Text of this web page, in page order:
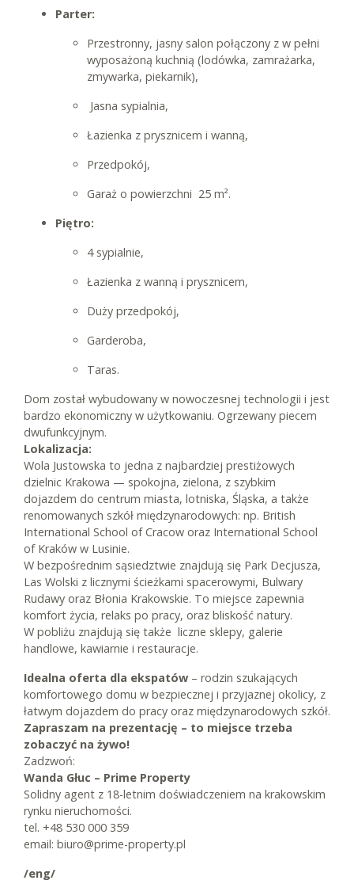
Parter:
Przestronny, jasny salon połączony z w pełni
wyposażoną kuchnią (lodówka, zamrażarka,
zmywarka, piekarnik),
Jasna sypialnia,
Łazienka z prysznicem i wanną,
Przedpokój,
Garaż o powierzchni 25 m².
Piętro:
4 sypialnie,
Łazienka z wanną i prysznicem,
Duży przedpokój,
Garderoba,
Taras.
Dom został wybudowany w nowoczesnej technologii i jest
bardzo ekonomiczny w użytkowaniu. Ogrzewany piecem
dwufunkcyjnym.
Lokalizacja:
Wola Justowska to jedna z najbardziej prestiżowych
dzielnic Krakowa — spokojna, zielona, z szybkim
dojazdem do centrum miasta, lotniska, Śląska, a także
renomowanych szkół międzynarodowych: np. British
International School of Cracow oraz International School
of Kraków w Lusinie.
W bezpośrednim sąsiedztwie znajdują się Park Decjusza,
Las Wolski z licznymi ścieżkami spacerowymi, Bulwary
Rudawy oraz Błonia Krakowskie. To miejsce zapewnia
komfort życia, relaks po pracy, oraz bliskość natury.
W pobliżu znajdują się także liczne sklepy, galerie
handlowe, kawiarnie i restauracje.
Idealna oferta dla ekspatów – rodzin szukających
komfortowego domu w bezpiecznej i przyjaznej okolicy, z
łatwym dojazdem do pracy oraz międzynarodowych szkół.
Zapraszam na prezentację – to miejsce trzeba
zobaczyć na żywo!
Zadzwoń:
Wanda Głuc – Prime Property
Solidny agent z 18-letnim doświadczeniem na krakowskim
rynku nieruchomości.
tel. +48 530 000 359
email: biuro@prime-property.pl
/eng/